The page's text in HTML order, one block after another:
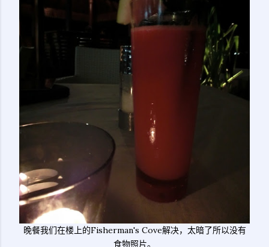
晚餐我们在楼上的Fisherman's Cove解决，太暗了所以没有
食物照片。